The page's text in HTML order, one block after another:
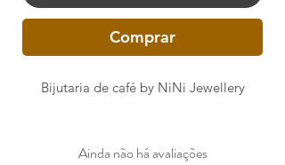
Comprar
Bijutaria de café by NiNi Jewellery
Ainda não há avaliações